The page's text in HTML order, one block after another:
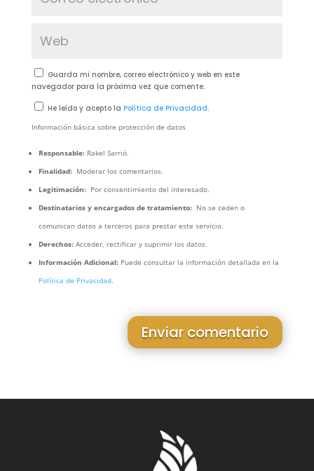
Guarda mi nombre, correo electrónico y web en este
navegador para la próxima vez que comente.
He leído y acepto la Política de Privacidad.
Información básica sobre protección de datos
Responsable:Rakel Sarrió.
Finalidad:Moderar los comentarios.
Legitimación:Por consentimiento del interesado.
Destinatarios y encargados de tratamiento:No se ceden o
comunican datos a terceros para prestar este servicio.
Derechos:Acceder, rectificar y suprimir los datos.
Información Adicional:Puede consultar la información detallada en la
Política de Privacidad.
Enviar comentario